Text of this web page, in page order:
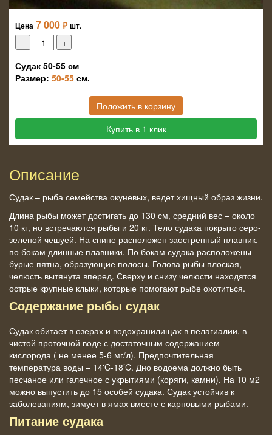
Цена 7 000 ₽ шт.
Судак 50-55 см
Размер: 50-55 см.
Положить в корзину
Купить в 1 клик
Описание
Судак – рыба семейства окуневых, ведет хищный образ жизни.
Длина рыбы может достигать до 130 см, средний вес – около
10 кг, но встречаются рыбы и 20 кг. Тело судака покрыто серо-
зеленой чешуей. На спине расположен заостренный плавник,
по бокам длинные плавники. По бокам судака расположены
бурые пятна, образующие полосы. Голова рыбы плоская,
челюсть вытянута вперед. Сверху и снизу челюсти находятся
острые крупные клыки, которые помогают рыбе охотиться.
Содержание рыбы судак
Судак обитает в озерах и водохранилищах в пелагиалии, в
чистой проточной воде с достаточным содержанием
кислорода ( не менее 5-6 мг/л). Предпочтительная
температура воды – 14'C-18’C. Дно водоема должно быть
песчаное или галечное с укрытиями (коряги, камни). На 10 м2
можно выпустить до 15 особей судака. Судак устойчив к
заболеваниям, зимует в ямах вместе с карповыми рыбами.
Питание судака